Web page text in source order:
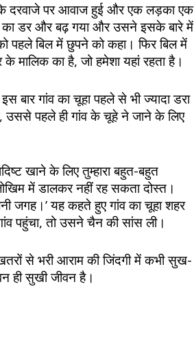
दरवाजे पर आवाज हुई और एक लड़का एक
डर और बढ़ गया और उसने इसके बारे में
बिल में छुपने को कहा। फिर बिल में
मालिक का है, जो हमेशा यहां रहता है।
बार गांव का चूहा पहले से भी ज्यादा डरा
पहले ही गांव के चूहे ने जाने के लिए
खाने के लिए तुम्हारा बहुत-बहुत
में डालकर नहीं रह सकता दोस्त।
जगह।’ यह कहते हुए गांव का चूहा शहर
पहुंचा, तो उसने चैन की सांस ली।
से भरी आराम की जिंदगी में कभी सुख-
ही सुखी जीवन है।